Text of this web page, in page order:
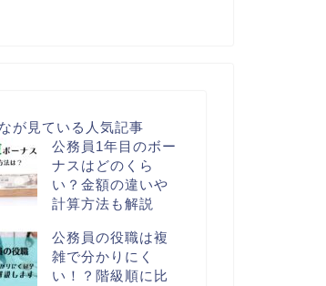
が見ている人気記事
公務員1年目のボー
ナスはどのくら
い？金額の違いや
計算方法も解説
公務員の役職は複
雑で分かりにく
い！？階級順に比